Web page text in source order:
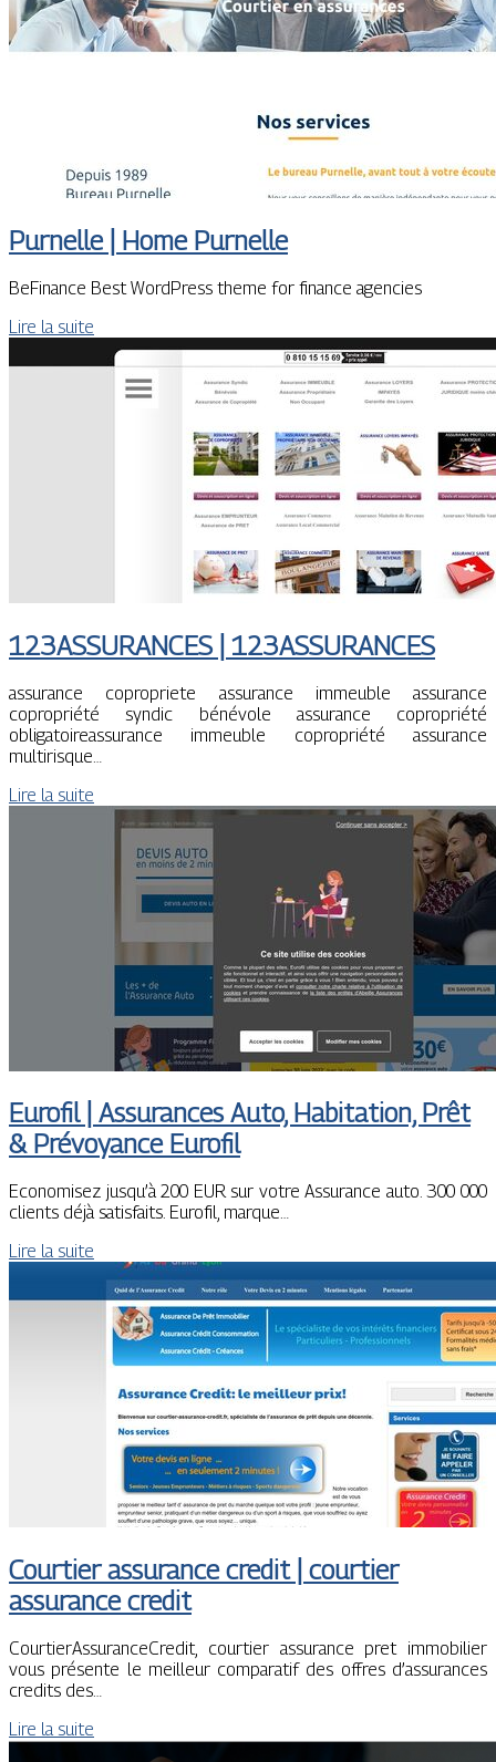
Purnelle | Home Purnelle
BeFinance Best WordPress theme for finance agencies
Lire la suite
123ASSURANCES | 123ASSURANCES
assurance copropriete assurance immeuble assurance
copropriété syndic bénévole assurance copropriété
obligatoireassurance immeuble copropriété assurance
multirisque…
Lire la suite
Eurofil | Assurances Auto, Habitation, Prêt
& Prévoyance Eurofil
Economisez jusqu’à 200 EUR sur votre Assurance auto. 300 000
clients déjà satisfaits. Eurofil, marque…
Lire la suite
Courtier assurance credit | courtier
assurance credit
CourtierAssuranceCredit, courtier assurance pret immobilier
vous présente le meilleur comparatif des offres d’assurances
credits des…
Lire la suite